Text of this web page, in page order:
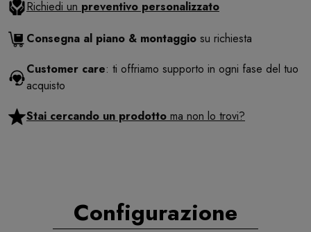
Richiedi un preventivo personalizzato
Consegna al piano & montaggio su richiesta
Customer care: ti offriamo supporto in ogni fase del tuo
acquisto
Stai cercando un prodotto ma non lo trovi?
Configurazione